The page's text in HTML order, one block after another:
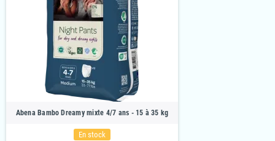
Abena Bambo Dreamy mixte 4/7 ans - 15 à 35 kg
En stock